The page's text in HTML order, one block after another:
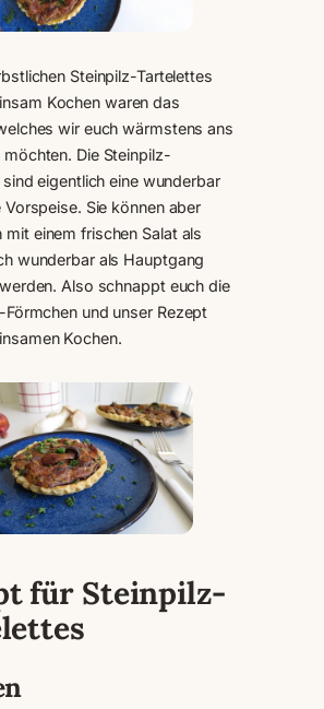
Steinpilz-Tartelettes
Kochen waren das
wir euch wärmstens ans
möchten. Die Steinpilz-
eigentlich eine wunderbar
Vorspeise. Sie können aber
mit einem frischen Salat als
wunderbar als Hauptgang
Also schnappt euch die
und unser Rezept
Kochen.
für Steinpilz-